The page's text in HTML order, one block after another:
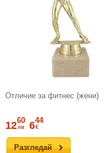
Отличие за фитнес (жени)
Разгледай
1260
лв 644
€